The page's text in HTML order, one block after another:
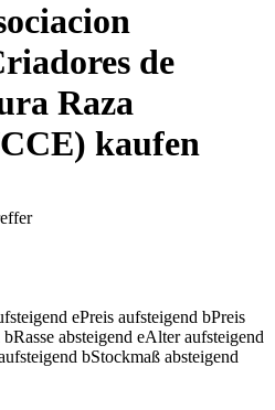
de
Raza
kaufen
ePreis aufsteigend bPreis
bRasse absteigend eAlter aufsteigend
bStockmaß absteigend